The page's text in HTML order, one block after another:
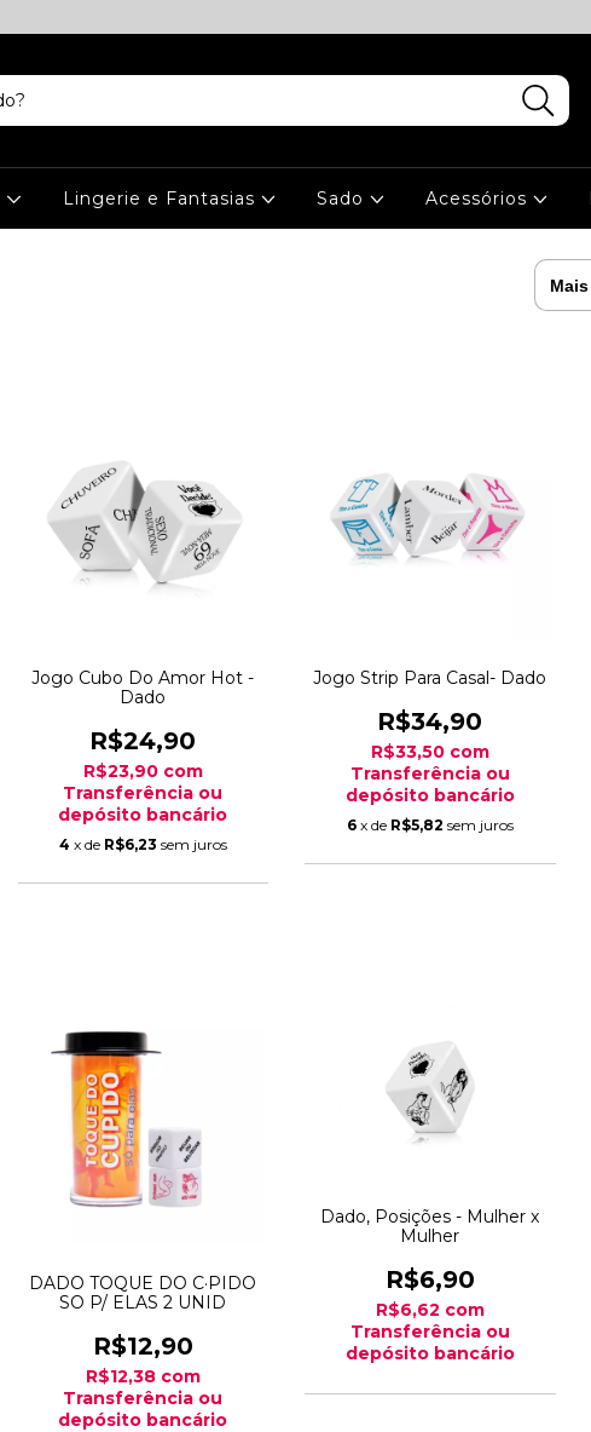
Lingerie e Fantasias Sado Acessórios
Jogo Cubo Do Amor Hot -
Dado
R$24,90
R$23,90 com
Transferência ou
depósito bancário
4 x de R$6,23 sem juros
Jogo Strip Para Casal- Dado
R$34,90
R$33,50 com
Transferência ou
depósito bancário
6 x de R$5,82 sem juros
DADO TOQUE DO C·PIDO
SO P/ ELAS 2 UNID
R$12,90
R$12,38 com
Transferência ou
depósito bancário
Dado, Posições - Mulher x
Mulher
R$6,90
R$6,62 com
Transferência ou
depósito bancário